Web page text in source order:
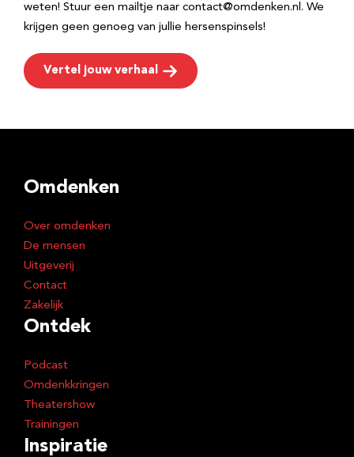
weten! Stuur een mailtje naar contact@omdenken.nl. We
krijgen geen genoeg van jullie hersenspinsels!
Vertel jouw verhaal
Omdenken
Over omdenken
De mensen
Uitgeverij
Contact
Zakelijk
Ontdek
Podcast
Omdenkkringen
Theatershow
Trainingen
Inspiratie